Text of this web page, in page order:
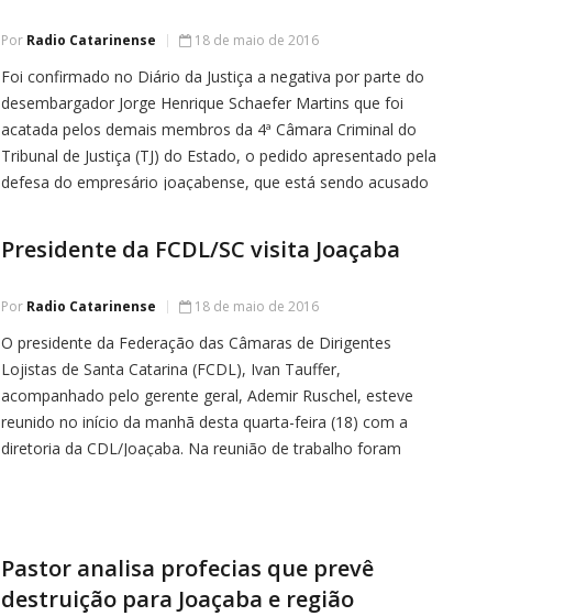
Por Radio Catarinense 18 de maio de 2016
Foi confirmado no Diário da Justiça a negativa por parte do
desembargador Jorge Henrique Schaefer Martins que foi
acatada pelos demais membros da 4ª Câmara Criminal do
Tribunal de Justiça (TJ) do Estado, o pedido apresentado pela
defesa do empresário joaçabense, que está sendo acusado
Presidente da FCDL/SC visita Joaçaba
Por Radio Catarinense 18 de maio de 2016
O presidente da Federação das Câmaras de Dirigentes
Lojistas de Santa Catarina (FCDL), Ivan Tauffer,
acompanhado pelo gerente geral, Ademir Ruschel, esteve
reunido no início da manhã desta quarta-feira (18) com a
diretoria da CDL/Joaçaba. Na reunião de trabalho foram
Pastor analisa profecias que prevê
destruição para Joaçaba e região